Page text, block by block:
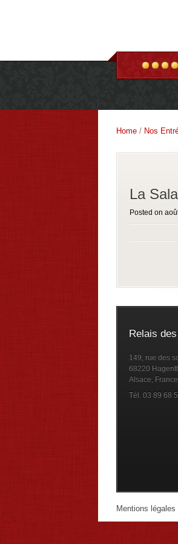
Restaurant , bar
Home / Nos
La
Posted on
Relais
149, rue des
68220
Alsace, France
Tél. 03 89 68
Mentions légales